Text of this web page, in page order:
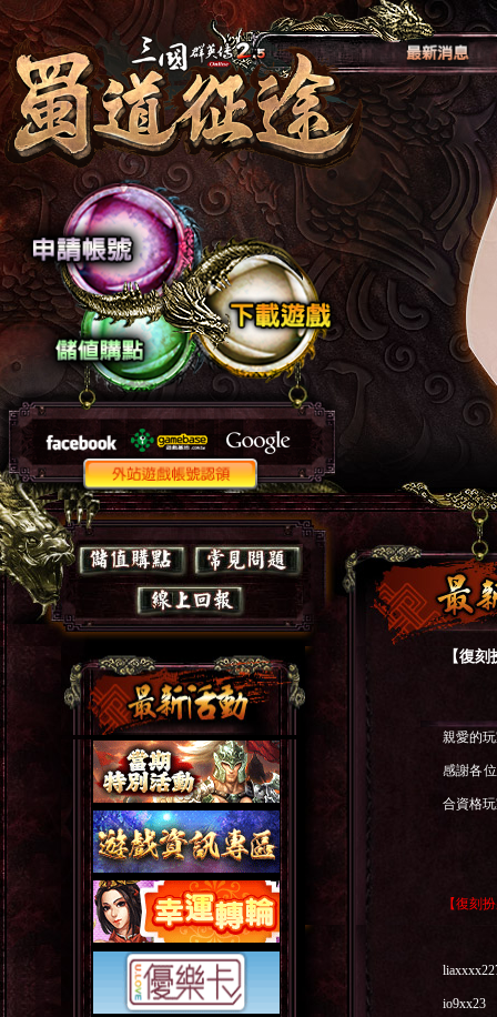
【復
親愛的
感謝各
合資格
【復刻
io9xx23